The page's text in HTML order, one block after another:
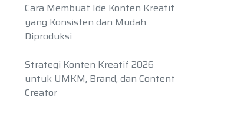
Cara Membuat Ide Konten Kreatif
yang Konsisten dan Mudah
Diproduksi
Strategi Konten Kreatif 2026
untuk UMKM, Brand, dan Content
Creator